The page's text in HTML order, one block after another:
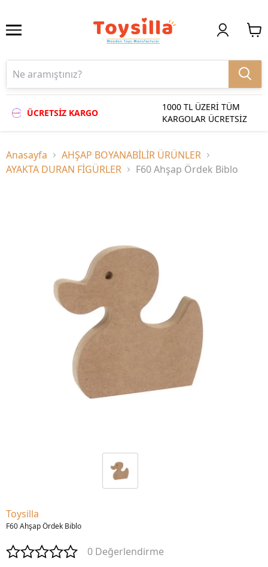
ÜCRETSİZ KARGO
1000 TL ÜZERİ TÜM
KARGOLAR ÜCRETSİZ
Anasayfa
AHŞAP BOYANABİLİR ÜRÜNLER
AYAKTA DURAN FİGÜRLER
F60 Ahşap Ördek Biblo
Toysilla
F60 Ahşap Ördek Biblo
0 Değerlendirme